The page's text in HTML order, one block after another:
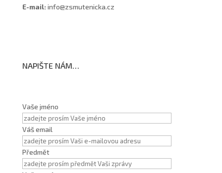
E-mail: info@zsmutenicka.cz
NAPIŠTE NÁM…
Vaše jméno
Váš email
Předmět